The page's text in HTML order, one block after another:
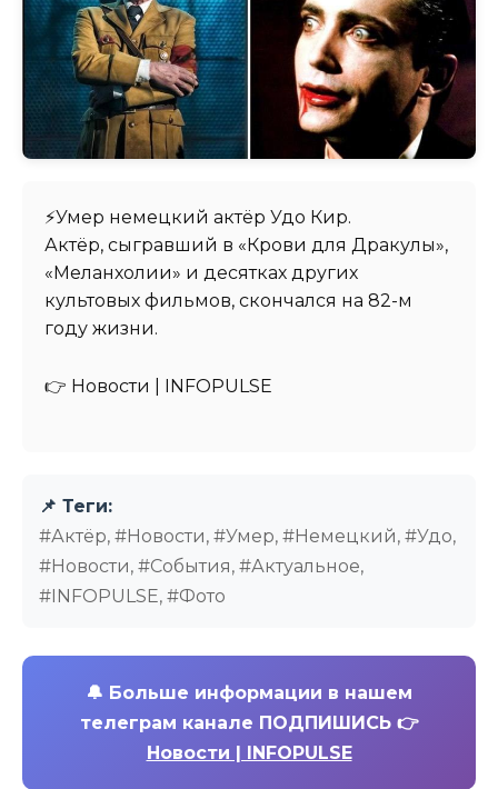
⚡️Умер немецкий актёр Удо Кир.
Актёр, сыгравший в «Крови для Дракулы»,
«Меланхолии» и десятках других
культовых фильмов, скончался на 82-м
году жизни.
👉 Новости | INFOPULSE⁩
📌 Теги:
#Актёр, #Новости, #Умер, #Немецкий, #Удо,
#Новости, #События, #Актуальное,
#INFOPULSE, #Фото
🔔 Больше информации в нашем
телеграм канале ПОДПИШИСЬ 👉
Новости | INFOPULSE